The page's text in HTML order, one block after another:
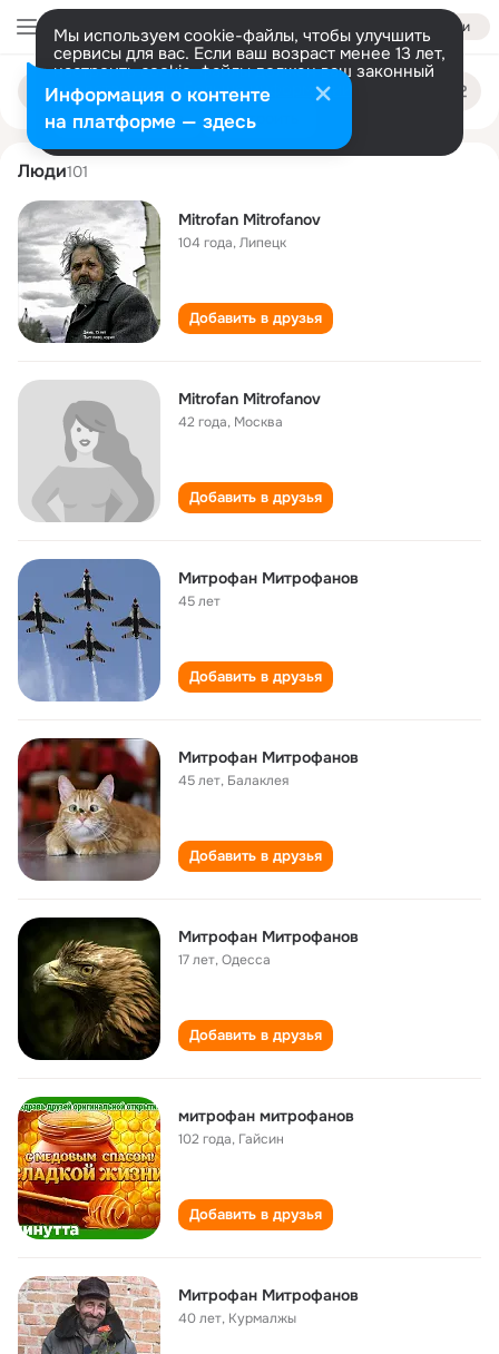
Войти
Мы используем cookie-файлы, чтобы улучшить
сервисы для вас. Если ваш возраст менее 13 лет,
настроить cookie-файлы должен ваш законный
представитель. Больше информации
Разрешить все Настроить
Поиск
людям
mitrofan mitrofanov
Люди101
Mitrofan Mitrofanov
104 года,Липецк
Добавить в друзья
Mitrofan Mitrofanov
42 года, Москва
Добавить в друзья
Митрофан Митрофанов
45 лет
Добавить в друзья
Митрофан Митрофанов
45 лет, Балаклея
Добавить в друзья
Митрофан Митрофанов
17 лет,Одесса
Добавить в друзья
митрофан митрофанов
102 года, Гайсин
Добавить в друзья
Митрофан Митрофанов
40 лет, Курмалжы
Информация о контенте
на платформе — здесь